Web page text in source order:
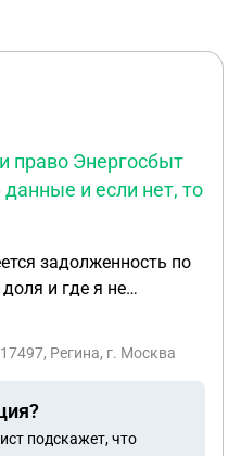
право Энергосбыт
и если нет, то
задолженность по
и где я не
находится бабушка,
квартиру и
считай 3 лицу и начал
квартире, назвал мои
Регина, г. Москва
подскажет, что